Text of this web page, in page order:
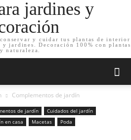
jardines y
y cuidar tus plantas de interior
jardines. Decoración 100% con plantas
y naturaleza.
Complementos de jardín
de jardín
Cuidados del jardín
en casa Macetas
Poda